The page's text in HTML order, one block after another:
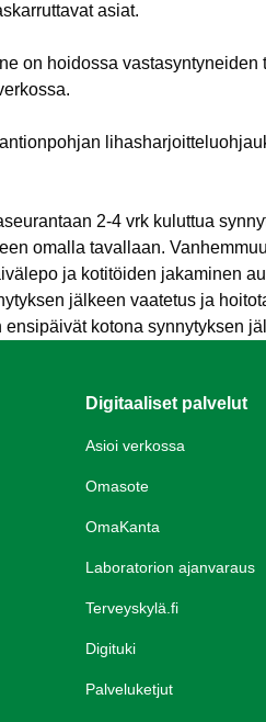
asiat.
on hoidossa
2-4 vrk kuluttua
omalla tavallaan.
ja kotitöiden jakaminen
jälkeen vaatetus ja
ensipäivät kotona synnytyksen
Digitaaliset palvelut
Asioi verkossa
Omasote
OmaKanta
Laboratorion ajanvaraus
Terveyskylä.fi
Digituki
Palveluketjut